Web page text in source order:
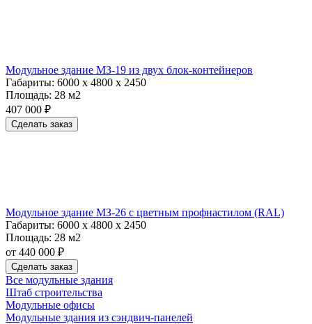
Модульное здание МЗ-19 из двух блок-контейнеров
Габариты: 6000 х 4800 х 2450
Площадь: 28 м2
407 000 ₽
Сделать заказ
Модульное здание МЗ-26 с цветным профнастилом (RAL)
Габариты: 6000 х 4800 х 2450
Площадь: 28 м2
от 440 000 ₽
Сделать заказ
Все модульные здания
Штаб строительства
Модульные офисы
Модульные здания из сэндвич-панелей